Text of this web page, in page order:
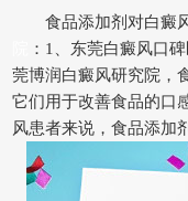
食品添加剂对白癜风
：1、东莞白癜风口
莞博润白癜风研究院，
它们用于改善食品的口
风患者来说，食品添加